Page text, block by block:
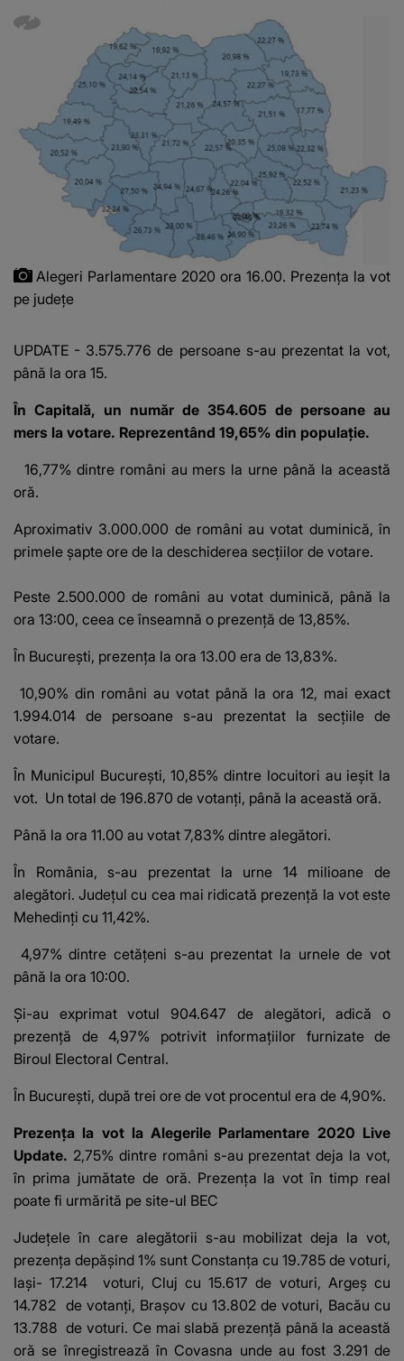
Alegeri Parlamentare 2020 ora 16.00. Prezența la vot
pe județe
UPDATE - 3.575.776 de persoane s-au prezentat la vot,
până la ora 15.
În Capitală, un număr de 354.605 de persoane au
mers la votare. Reprezentând 19,65% din populație.
16,77% dintre români au mers la urne până la această
oră.
Aproximativ 3.000.000 de români au votat duminică, în
primele şapte ore de la deschiderea secţiilor de votare.
Peste 2.500.000 de români au votat duminică, până la
ora 13:00, ceea ce înseamnă o prezenţă de 13,85%.
În Bucureşti, prezenţa la ora 13.00 era de 13,83%.
10,90% din români au votat până la ora 12, mai exact
1.994.014 de persoane s-au prezentat la secțiile de
votare.
În Municipul București, 10,85% dintre locuitori au ieșit la
vot. Un total de 196.870 de votanți, până la această oră.
Până la ora 11.00 au votat 7,83% dintre alegători.
În România, s-au prezentat la urne 14 milioane de
alegători. Județul cu cea mai ridicată prezență la vot este
Mehedinți cu 11,42%.
4,97% dintre cetățeni s-au prezentat la urnele de vot
până la ora 10:00.
Și-au exprimat votul 904.647 de alegători, adică o
prezență de 4,97% potrivit informațiilor furnizate de
Biroul Electoral Central.
În București, după trei ore de vot procentul era de 4,90%.
Prezența la vot la Alegerile Parlamentare 2020 Live
Update. 2,75% dintre români s-au prezentat deja la vot,
în prima jumătate de oră. Prezenţa la vot în timp real
poate fi urmărită pe site-ul BEC
Judeţele în care alegătorii s-au mobilizat deja la vot,
prezenţa depăşind 1% sunt Constanța cu 19.785 de voturi,
Iași- 17.214 voturi, Cluj cu 15.617 de voturi, Argeș cu
14.782 de votanți, Brașov cu 13.802 de voturi, Bacău cu
13.788 de voturi. Ce mai slabă prezență până la această
oră se înregistrează în Covasna unde au fost 3.291 de